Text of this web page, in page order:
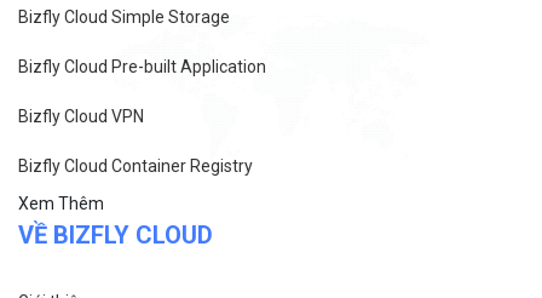
Bizfly Cloud Simple Storage
Bizfly Cloud Pre-built Application
Bizfly Cloud VPN
Bizfly Cloud Container Registry
Xem Thêm
VỀ BIZFLY CLOUD